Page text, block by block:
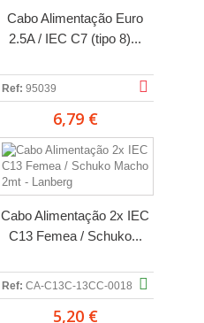
Cabo Alimentação Euro
2.5A / IEC C7 (tipo 8)...
Ref: 95039
6,79 €
Cabo Alimentação 2x IEC
C13 Femea / Schuko...
Ref: CA-C13C-13CC-0018
5,20 €